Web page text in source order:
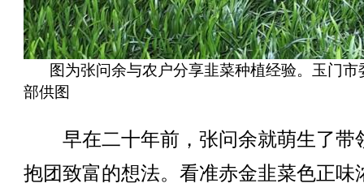
图为张问余与农户分享韭菜种植经验。玉门市
部供图
早在二十年前，张问余就萌生了带
抱团致富的想法。看准赤金韭菜色正味